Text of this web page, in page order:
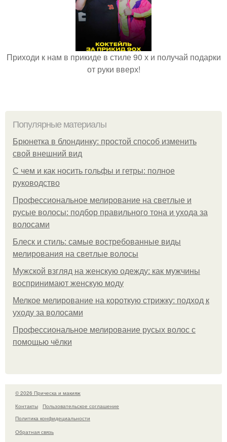
Приходи к нам в прикиде в стиле 90 х и получай подарки
от руки вверх!
Популярные материалы
Брюнетка в блондинку: простой способ изменить
свой внешний вид
С чем и как носить гольфы и гетры: полное
руководство
Профессиональное мелирование на светлые и
русые волосы: подбор правильного тона и ухода за
волосами
Блеск и стиль: самые востребованные виды
мелирования на светлые волосы
Мужской взгляд на женскую одежду: как мужчины
воспринимают женскую моду
Мелкое мелирование на короткую стрижку: подход к
уходу за волосами
Профессиональное мелирование русых волос с
помощью чёлки
© 2026 Прическа и макияж
Контакты
Пользовательское соглашение
Политика конфидециальности
Обратная связь